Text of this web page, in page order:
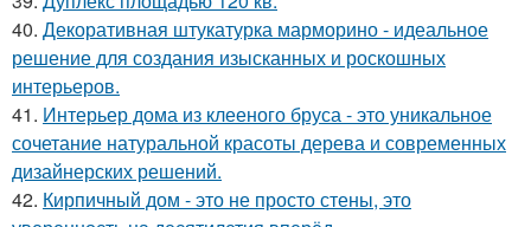
40. Декоративная штукатурка марморино - идеальное
решение для создания изысканных и роскошных
интерьеров.
41. Интерьер дома из клееного бруса - это уникальное
сочетание натуральной красоты дерева и современных
дизайнерских решений.
42. Кирпичный дом - это не просто стены, это